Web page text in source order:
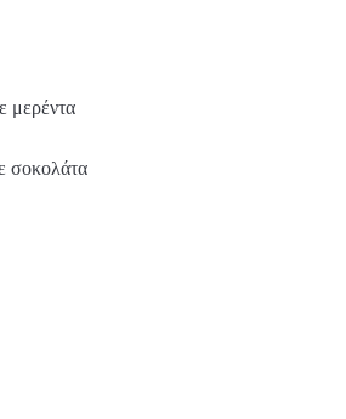
μερέντα
σοκολάτα